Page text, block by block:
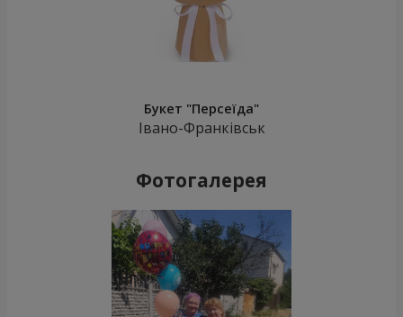
Букет "Персеїда"
Івано-Франківськ
Фотогалерея